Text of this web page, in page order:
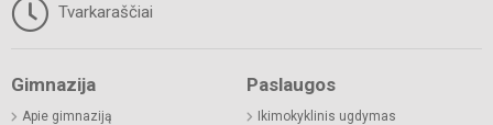
Tvarkaraščiai
Gimnazija
Apie gimnaziją
Paslaugos
Ikimokyklinis ugdymas